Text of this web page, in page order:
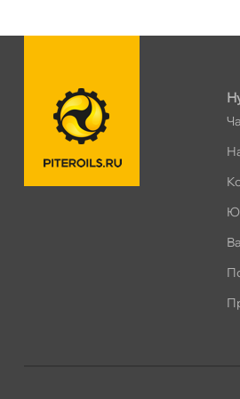
Пн–Вс10:00 – 21:00
пр.Науки 10к1 (2
ПН–ВС
Сегодня, бесплатно
Ленинский пр. 92